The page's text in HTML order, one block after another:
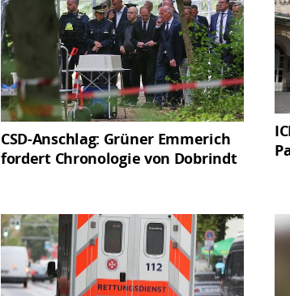
CSD-Anschlag: Grüner Emmerich
fordert Chronologie von Dobrindt